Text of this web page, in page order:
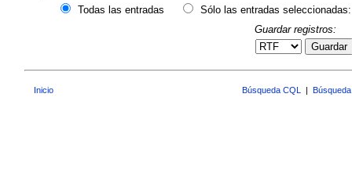
Todas las entradas
Sólo las entradas seleccionadas:
Guardar registros:
Guardar
Inicio Búsqueda CQL